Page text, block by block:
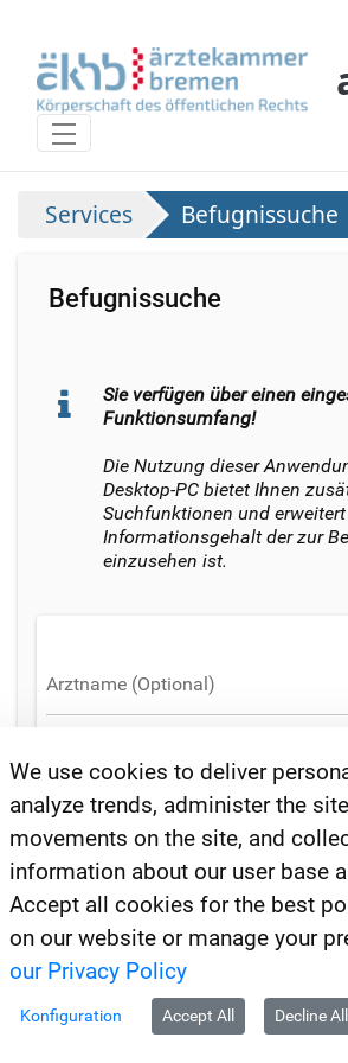
Befugnissuche
Services Befugnissuche
Befugnissuche
Sie verfügen über einen
Funktionsumfang!
Die Nutzung dieser
Desktop-PC bietet Ihnen
Suchfunktionen und erweitert
Informationsgehalt der zur
einzusehen ist.
Zurücksetzen
Es liegen keine
We use cookies to deliver
analyze trends, administer the
movements on the site, and
information about our user base
Accept all cookies for the best
on our website or manage your
our Privacy Policy
Konfiguration Accept All Decline All